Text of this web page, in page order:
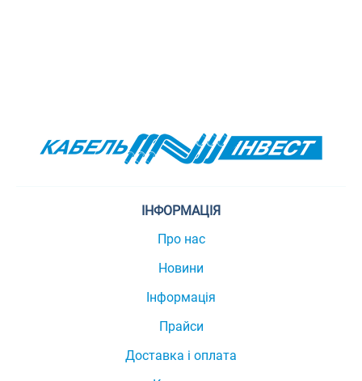
ІНФОРМАЦІЯ
Про нас
Новини
Інформація
Прайси
Доставка і оплата